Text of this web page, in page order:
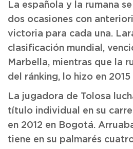
La española y la rumana
dos ocasiones con
victoria para cada una.
clasificación mundial,
Marbella, mientras que la
del ránking, lo hizo en
La jugadora de Tolosa
título individual en su
en 2012 en Bogotá.
tiene en su palmarés